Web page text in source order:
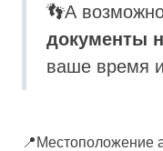
👣А
документы
ваше время
📍Местоположение